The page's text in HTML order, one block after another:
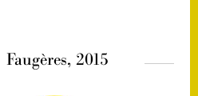
Faugères, 2015